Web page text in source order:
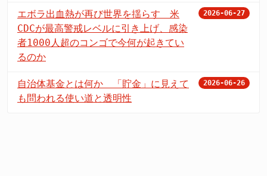
エボラ出血熱が再び世界を揺らす 米
CDCが最高警戒レベルに引き上げ、感染
者1000人超のコンゴで今何が起きてい
るのか
2026-06-27
自治体基金とは何か 「貯金」に見えて
も問われる使い道と透明性
2026-06-26